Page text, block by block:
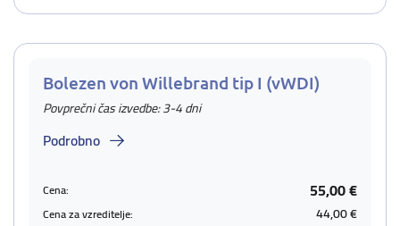
Bolezen von Willebrand tip I (vWDI)
Povprečni čas izvedbe: 3-4 dni
Podrobno
Cena: 55,00 €
Cena za vzreditelje: 44,00 €